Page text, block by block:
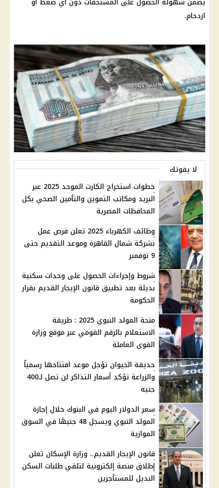
ازدحام.
لا يفوتك
خطوات استخراج الكارت الموحد 2025 عبر
البريد ومكاتب التموين والتأمين الصحي بكل
المحافظات المصرية
وظائف الكهرباء 2025 تعلن فرص عمل
بشركة شمال القاهرة وموعد التقديم حتى
9 نوفمبر
شروط وإجراءات الحصول على وحدات سكنية
بديلة بعد تطبيق قانون الإيجار القديم بقرار
الحكومة
منحة المولد النبوي 2025 : طريقة
الاستعلام بالرقم القومي عبر موقع وزارة
القوى العاملة
حديقة الحيوان تؤجل موعد افتتاحها رسمياُ
والزراعة تؤكد أسعار التذاكر لن تصل لـ400
جنيه
سعر الدولار اليوم في البنوك خلال إجازة
المولد النبوي ويسجل 48 جنيهًا في السوق
الموازية
قانون الإيجار القديم.. وزارة الإسكان تعلن
إطلاق منصة إلكترونية لتلقي طلبات السكن
البديل للمستأجرين